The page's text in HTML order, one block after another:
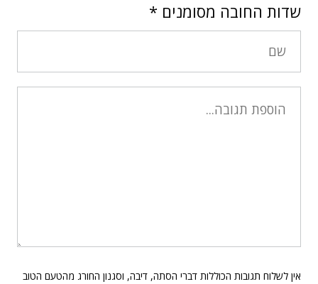
שדות החובה מסומנים *
אין לשלוח תגובות הכוללות דברי הסתה, דיבה, וסגנון החורג מהטעם הטוב